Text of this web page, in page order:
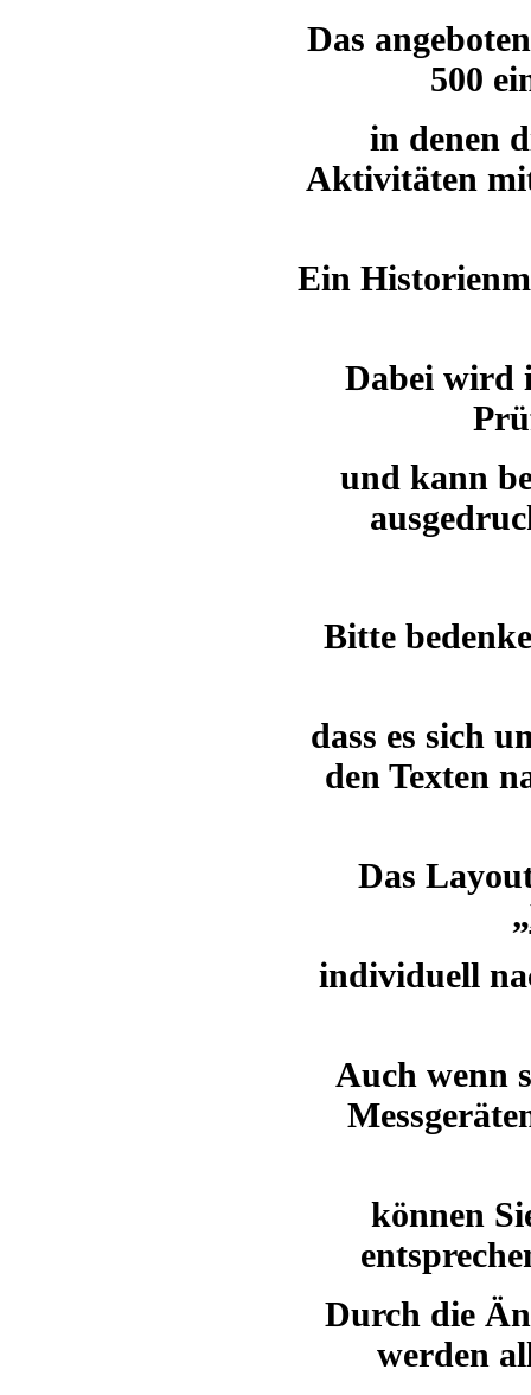
Das
500
in denen
Aktivitäten
Ein
Dabei wird
und kann
Bitte
dass es sich
den Texten
Das
„
individuell
Auch wenn
können
Durch die
werden